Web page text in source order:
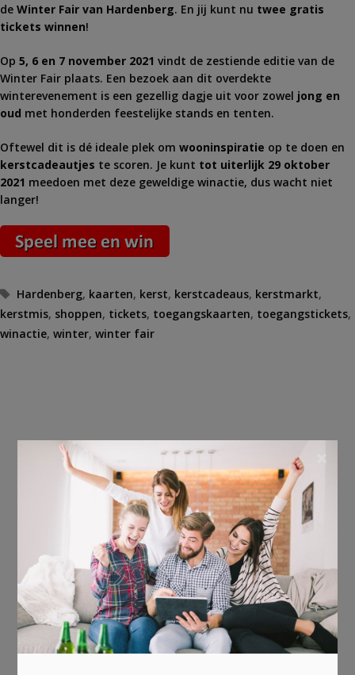
de Winter Fair van Hardenberg. En jij kunt nu twee gratis
tickets winnen!
Op 5, 6 en 7 november 2021 vindt de zestiende editie van de
Winter Fair plaats. Een bezoek aan dit overdekte
winterevenement is een gezellig dagje uit voor zowel jong en
oud met honderden feestelijke stands en tenten.
Oftewel dit is dé ideale plek om wooninspiratie op te doen en
kerstcadeautjes te scoren. Je kunt tot uiterlijk 29 oktober
2021 meedoen met deze geweldige winactie, dus wacht niet
langer!
Tags
Hardenberg, kaarten, kerst, kerstcadeaus, kerstmarkt,
kerstmis, shoppen, tickets, toegangskaarten, toegangstickets,
winactie, winter, winter fair